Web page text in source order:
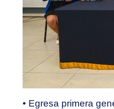
• Egresa primera